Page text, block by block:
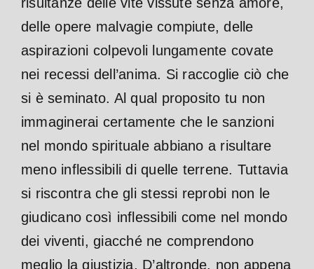
delle opere malvagie compiute, delle
aspirazioni colpevoli lungamente covate
nei recessi dell’anima. Si raccoglie ciò che
si è seminato. Al qual proposito tu non
immaginerai certamente che le sanzioni
nel mondo spirituale abbiano a risultare
meno inflessibili di quelle terrene. Tuttavia
si riscontra che gli stessi reprobi non le
giudicano così inflessibili come nel mondo
dei viventi, giacché ne comprendono
meglio la giustizia. D’altronde, non appena